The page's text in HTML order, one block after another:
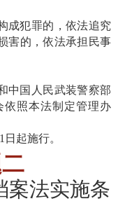
成犯罪的，依法追究
害的，依法承担民事
中国人民武装警察部
依照本法制定管理办
日起施行。
二
案法实施条